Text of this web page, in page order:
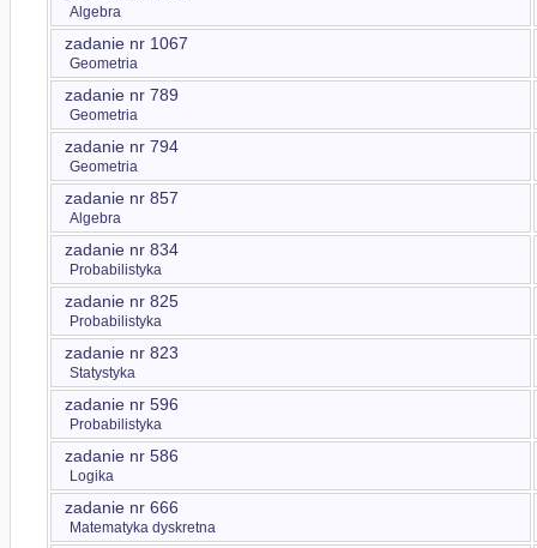
Algebra
zadanie nr 1067
Geometria
zadanie nr 789
Geometria
zadanie nr 794
Geometria
zadanie nr 857
Algebra
zadanie nr 834
Probabilistyka
zadanie nr 825
Probabilistyka
zadanie nr 823
Statystyka
zadanie nr 596
Probabilistyka
zadanie nr 586
Logika
zadanie nr 666
Matematyka dyskretna